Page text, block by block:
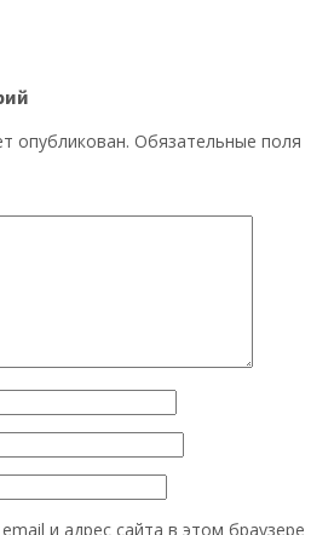
опубликован. Обязательные поля
и адрес сайта в этом браузере